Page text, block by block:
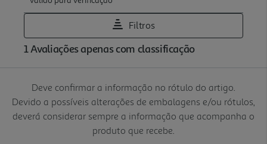
Deve confirmar a informação no rótulo do artigo.
Devido a possíveis alterações de embalagens e/ou rótulos,
deverá considerar sempre a informação que acompanha o
produto que recebe.